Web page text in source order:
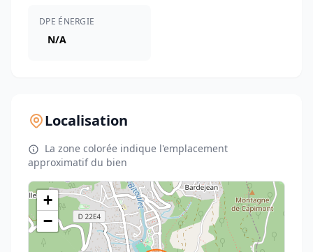
DPE ÉNERGIE
N/A
Localisation
La zone colorée indique l'emplacement
approximatif du bien
+
−